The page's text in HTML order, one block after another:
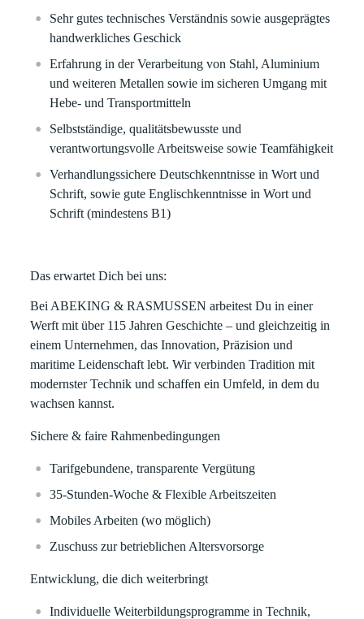
Sehr gutes technisches Verständnis sowie ausgeprägtes
handwerkliches Geschick
Erfahrung in der Verarbeitung von Stahl, Aluminium
und weiteren Metallen sowie im sicheren Umgang mit
Hebe- und Transportmitteln
Selbstständige, qualitätsbewusste und
verantwortungsvolle Arbeitsweise sowie Teamfähigkeit
Verhandlungssichere Deutschkenntnisse in Wort und
Schrift, sowie gute Englischkenntnisse in Wort und
Schrift (mindestens B1)
Das erwartet Dich bei uns:
Bei ABEKING & RASMUSSEN arbeitest Du in einer
Werft mit über 115 Jahren Geschichte – und gleichzeitig in
einem Unternehmen, das Innovation, Präzision und
maritime Leidenschaft lebt. Wir verbinden Tradition mit
modernster Technik und schaffen ein Umfeld, in dem du
wachsen kannst.
Sichere & faire Rahmenbedingungen
Tarifgebundene, transparente Vergütung
35‑Stunden‑Woche & Flexible Arbeitszeiten
Mobiles Arbeiten (wo möglich)
Zuschuss zur betrieblichen Altersvorsorge
Entwicklung, die dich weiterbringt
Individuelle Weiterbildungsprogramme in Technik,